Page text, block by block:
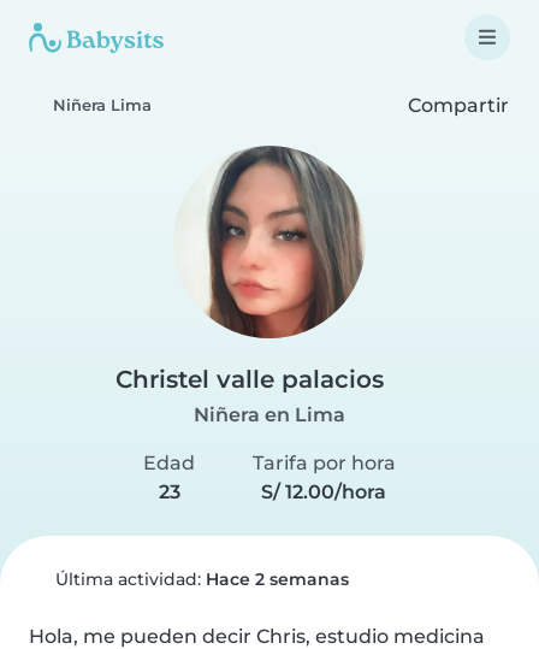
Niñera Lima Compartir
Christel valle palacios
Niñera en Lima
Edad
23
Tarifa por hora
S/ 12.00/hora
Última actividad: Hace 2 semanas
Hola, me pueden decir Chris, estudio medicina